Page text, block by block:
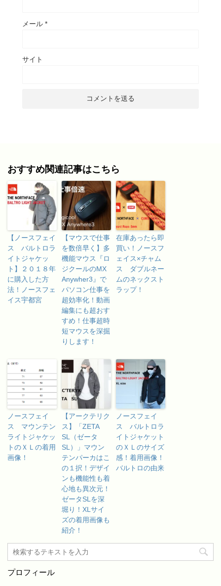
メール *
サイト
おすすめ関連記事はこちら
【ノースフェイ
ス バルトロラ
イトジャケッ
ト】２０１８年
に購入した方
法！ノースフェ
イス宇都宮
【マウスで仕事
を数倍早く】多
機能マウス『ロ
ジクールのMX
Anywher3』で
パソコン仕事を
超効率化！動画
編集にも超おす
すめ！仕事超時
短マウスを深掘
りします！
在庫あったら即
買い！ノースフ
ェイス×チャム
ス ダブルネー
ムのネックスト
ラップ！
ノースフェイ
ス マウンテン
ライトジャケッ
トのＸＬの着用
画像！
【アークテリク
ス】「ZETA
SL（ゼータ
SL）」マウン
テンパーカはこ
の１択！デザイ
ンも機能性も着
心地も異次元！
ゼータSLを深
堀り！XLサイ
ズの着用画像も
紹介！
ノースフェイ
ス バルトロラ
イトジャケット
のＸＬのサイズ
感！着用画像！
バルトロの由来
プロフィール